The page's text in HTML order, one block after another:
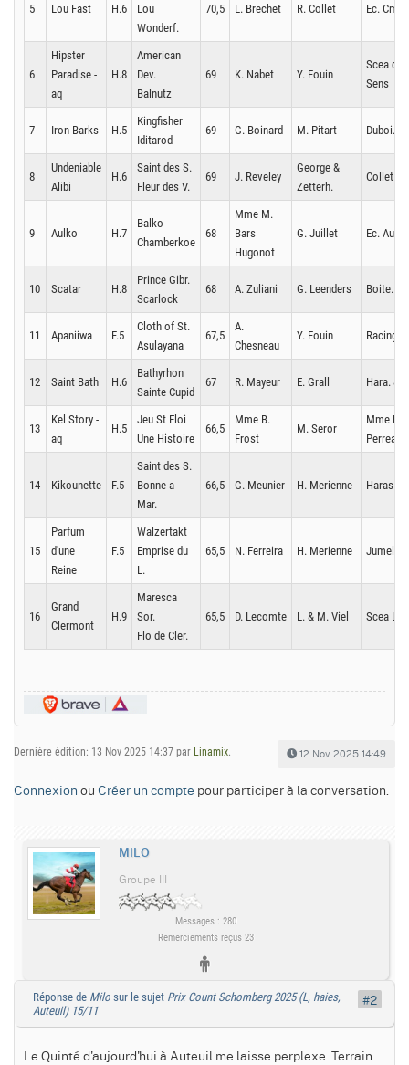
5 Lou Fast H.6
Lou
Wonderf.
70,5 L. Brechet R. Collet Ec. Cmv
6
Hipster
Paradise -
aq
H.8
American
Dev.
Balnutz
69 K. Nabet Y. Fouin
Scea des
Sens
7 Iron Barks H.5
Kingfisher
Iditarod
69 G. Boinard M. Pitart Duboi. &
8
Undeniable
Alibi
H.6
Saint des S.
Fleur des V.
69 J. Reveley
George &
Zetterh.
Collet. &
9 Aulko H.7
Balko
Chamberkoe
68
Mme M.
Bars
Hugonot
G. Juillet Ec. Aulko
10 Scatar H.8
Prince Gibr.
Scarlock
68 A. Zuliani G. Leenders Boite. &
11 Apaniiwa F.5
Cloth of St.
Asulayana
67,5
A.
Chesneau
Y. Fouin Racing
12 Saint Bath H.6
Bathyrhon
Sainte Cupid
67 R. Mayeur E. Grall Hara. &
13
Kel Story -
aq
H.5
Jeu St Eloi
Une Histoire
66,5
Mme B.
Frost
M. Seror
Mme K.
Perreau
14 Kikounette F.5
Saint des S.
Bonne a
Mar.
66,5 G. Meunier H. Merienne Haras de
15
Parfum
d'une
Reine
F.5
Walzertakt
Emprise du
L.
65,5 N. Ferreira H. Merienne Jumel. &
16
Grand
Clermont
H.9
Maresca
Sor.
Flo de Cler.
65,5 D. Lecomte L. & M. Viel Scea La
Dernière édition: 13 Nov 2025 14:37 par Linamix. 12 Nov 2025 14:49
Connexion ou Créer un compte pour participer à la conversation.
MILO
Groupe III
Messages : 280
Remerciements reçus 23
Réponse de Milo sur le sujet Prix Count Schomberg 2025 (L, haies,
Auteuil) 15/11
Le Quinté d'aujourd'hui à Auteuil me laisse perplexe. Terrain
#2